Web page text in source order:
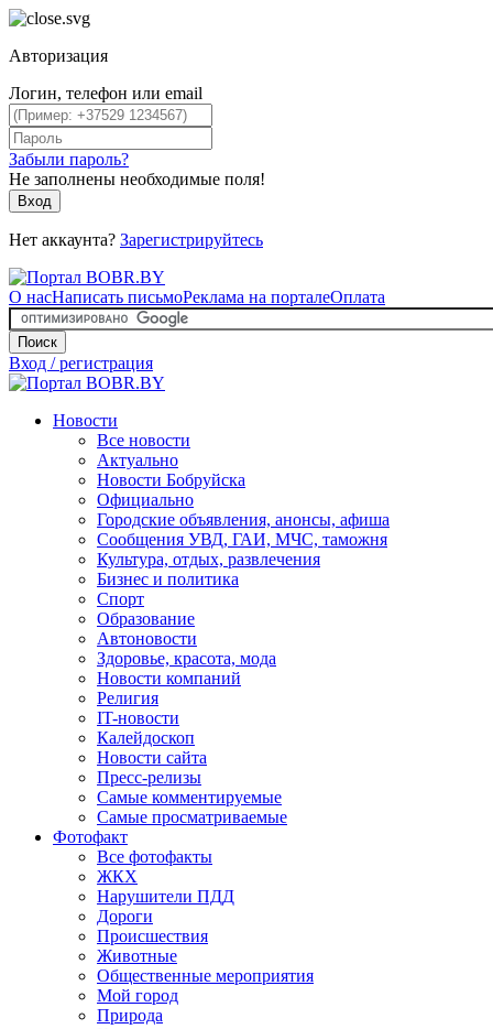
Авторизация
Логин, телефон или email
Забыли пароль?
Не заполнены необходимые поля!
Вход
Нет аккаунта? Зарегистрируйтесь
О насНаписать письмоРеклама на порталеОплата
Поиск
Вход / регистрация
Новости
Все новости
Актуально
Новости Бобруйска
Официально
Городские объявления, анонсы, афиша
Сообщения УВД, ГАИ, МЧС, таможня
Культура, отдых, развлечения
Бизнес и политика
Спорт
Образование
Автоновости
Здоровье, красота, мода
Новости компаний
Религия
IT-новости
Калейдоскоп
Новости сайта
Пресс-релизы
Самые комментируемые
Самые просматриваемые
Фотофакт
Все фотофакты
ЖКХ
Нарушители ПДД
Дороги
Происшествия
Животные
Общественные мероприятия
Мой город
Природа